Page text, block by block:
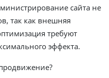
сайта не
так как внешняя
требуют
эффекта.